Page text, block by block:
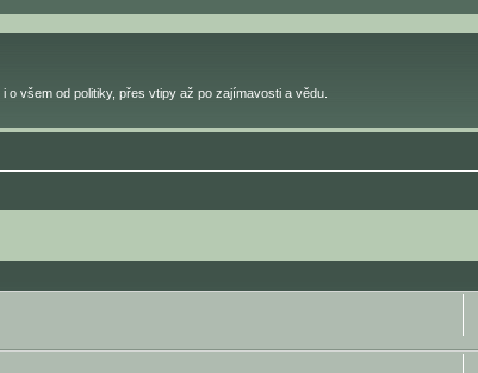
o všem od politiky, přes vtipy až po zajímavosti a vědu.